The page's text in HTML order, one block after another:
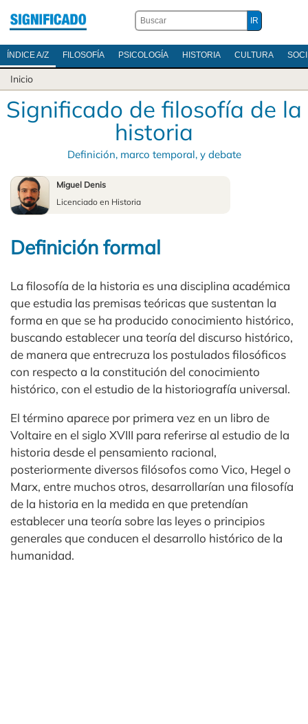
ÍNDICE A/Z FILOSOFÍA PSICOLOGÍA HISTORIA CULTURA
Inicio
Significado de filosofía de la
historia
Definición, marco temporal, y debate
Miguel Denis
Licenciado en Historia
Definición formal
La filosofía de la historia es una disciplina académica
que estudia las premisas teóricas que sustentan la
forma en que se ha producido conocimiento histórico,
buscando establecer una teoría del discurso histórico,
de manera que entrecruza los postulados filosóficos
con respecto a la constitución del conocimiento
histórico, con el estudio de la historiografía universal.
El término aparece por primera vez en un libro de
Voltaire en el siglo XVIII para referirse al estudio de la
historia desde el pensamiento racional,
posteriormente diversos filósofos como Vico, Hegel o
Marx, entre muchos otros, desarrollarían una filosofía
de la historia en la medida en que pretendían
establecer una teoría sobre las leyes o principios
generales que conducen el desarrollo histórico de la
humanidad.